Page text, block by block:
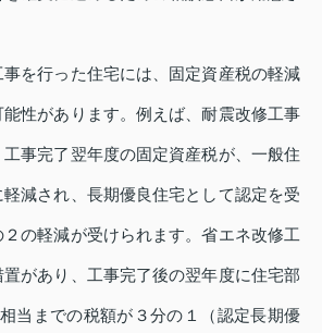
事を行った住宅には、固定資産税の軽減
性があります。例えば、耐震改修工事
事完了翌年度の固定資産税が、一般住
減され、長期優良住宅として認定を受
の軽減が受けられます。省エネ改修工
があり、工事完了後の翌年度に住宅部
当までの税額が３分の１（認定長期優